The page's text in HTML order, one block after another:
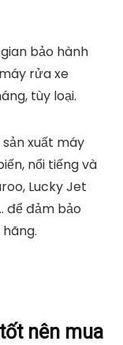
bảo hành
rửa xe
tùy loại.
xuất máy
nổi tiếng và
Lucky Jet
để đảm bảo
nên mua